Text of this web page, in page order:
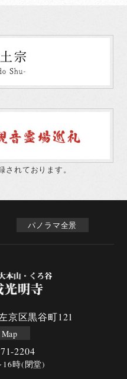
れております。
パノラマ全景
京区黒谷町121
2204
16時(閉堂)